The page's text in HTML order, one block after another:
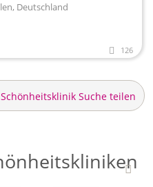
Deutschland
126
Schönheitsklinik Suche teilen